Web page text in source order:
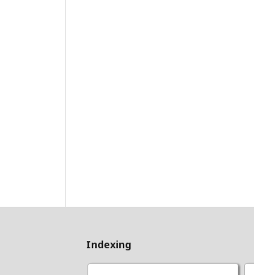
Indexing